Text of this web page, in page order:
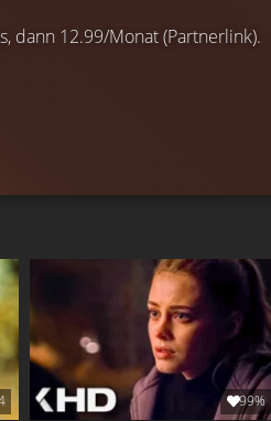
dann 12.99/Monat (Partnerlink).
99%